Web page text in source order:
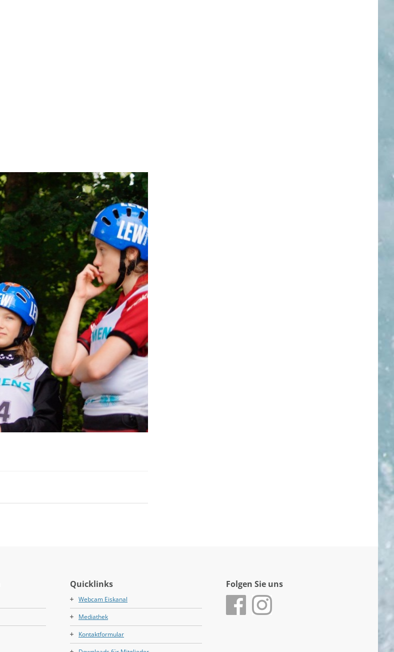
Quicklinks
Webcam Eiskanal
Mediathek
Kontaktformular
Folgen Sie uns